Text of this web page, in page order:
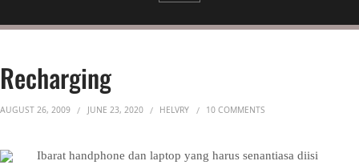
Recharging
AUGUST 26, 2009 JUNE 23, 2020 HELVRY 10 COMMENTSON RECHARGING
Ibarat handphone dan laptop yang harus senantiasa diisi